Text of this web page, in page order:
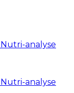
Nutri-analyse
Nutri-analyse